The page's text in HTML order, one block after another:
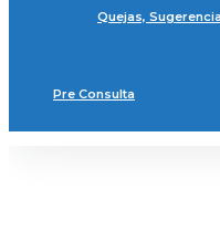
Quejas,
Pre Consulta